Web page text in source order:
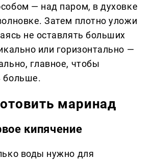
— над паром, в духовке
Затем плотно уложи
не оставлять больших
или горизонтально —
главное, чтобы
больше.
маринад
кипячение
воды нужно для